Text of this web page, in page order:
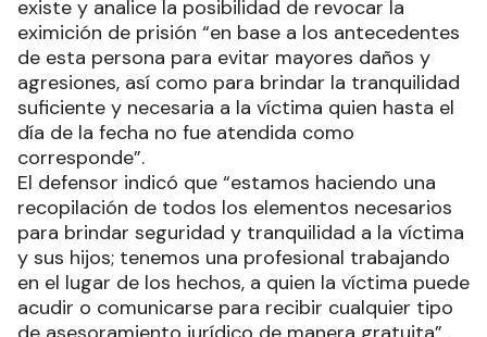
existe y analice la posibilidad de revocar la
eximición de prisión “en base a los antecedentes
de esta persona para evitar mayores daños y
agresiones, así como para brindar la tranquilidad
suficiente y necesaria a la víctima quien hasta el
día de la fecha no fue atendida como
corresponde”.
El defensor indicó que “estamos haciendo una
recopilación de todos los elementos necesarios
para brindar seguridad y tranquilidad a la víctima
y sus hijos; tenemos una profesional trabajando
en el lugar de los hechos, a quien la víctima puede
acudir o comunicarse para recibir cualquier tipo